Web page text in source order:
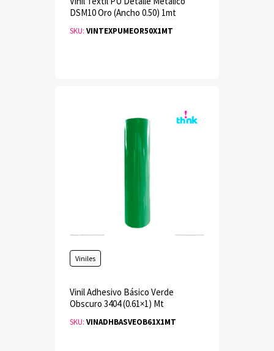
DSM10 Oro (Ancho 0.50) 1mt
SKU: VINTEXPUMEOR50X1MT
Viniles
Vinil Adhesivo Básico Verde
Obscuro 3404 (0.61×1) Mt
SKU: VINADHBASVEOB61X1MT